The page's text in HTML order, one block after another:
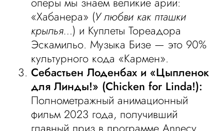
«Хабанера» (У любви как пташки
крылья…) и Куплеты Тореадора
Эскамильо. Музыка Бизе — это 90%
культурного кода «Кармен».
Себастьен Лоденбах и «Цыпленок
для Линды!» (Chicken for Linda!):
Полнометражный анимационный
фильм 2023 года, получивший